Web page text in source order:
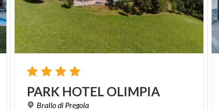
PARK HOTEL OLIMPIA
Brallodi Pregola